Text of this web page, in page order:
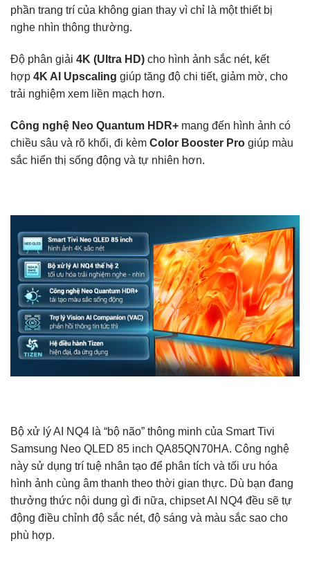
phần trang trí của không gian thay vì chỉ là một thiết bị
nghe nhìn thông thường.
Độ phân giải 4K (Ultra HD) cho hình ảnh sắc nét, kết
hợp 4K AI Upscaling giúp tăng độ chi tiết, giảm mờ, cho
trải nghiệm xem liền mạch hơn.
Công nghệ Neo Quantum HDR+ mang đến hình ảnh có
chiều sâu và rõ khối, đi kèm Color Booster Pro giúp màu
sắc hiển thị sống động và tự nhiên hơn.
Bộ xử lý AI NQ4 là “bộ não” thông minh của Smart Tivi
Samsung Neo QLED 85 inch QA85QN70HA. Công nghệ
này sử dụng trí tuệ nhân tạo để phân tích và tối ưu hóa
hình ảnh cùng âm thanh theo thời gian thực. Dù bạn đang
thưởng thức nội dung gì đi nữa, chipset AI NQ4 đều sẽ tự
động điều chỉnh độ sắc nét, độ sáng và màu sắc sao cho
phù hợp.